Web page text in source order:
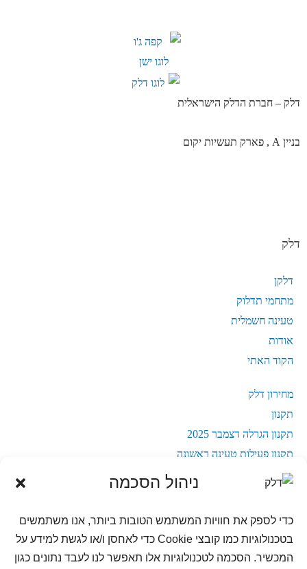
ניהול הסכמה
כדי לספק את חוויות המשתמש הטובות ביותר, אנו משתמשים
בטכנולוגיות כמו קובצי Cookie כדי לאחסן ו/או לגשת למידע על
המכשיר. הסכמה לטכנולוגיות אלו תאפשר לנו לעבד נתונים כגון
דלק – חברת הדלק הישראלית
בניין A , פארק תעשיות יקום
דלק
דלקן
מתחמי תדלוק
טעינה חשמלית
אודות
הקוד האתי
מחירון דלק
תקנון
תקנון הגרלה דצמבר 2025
תקנון פעילות טעינה ראשונה
נגישות בחברת דלק
מדיניות פרטיות מועדון לקוחות
מדיניות פרטיות למועמדים לעבודה